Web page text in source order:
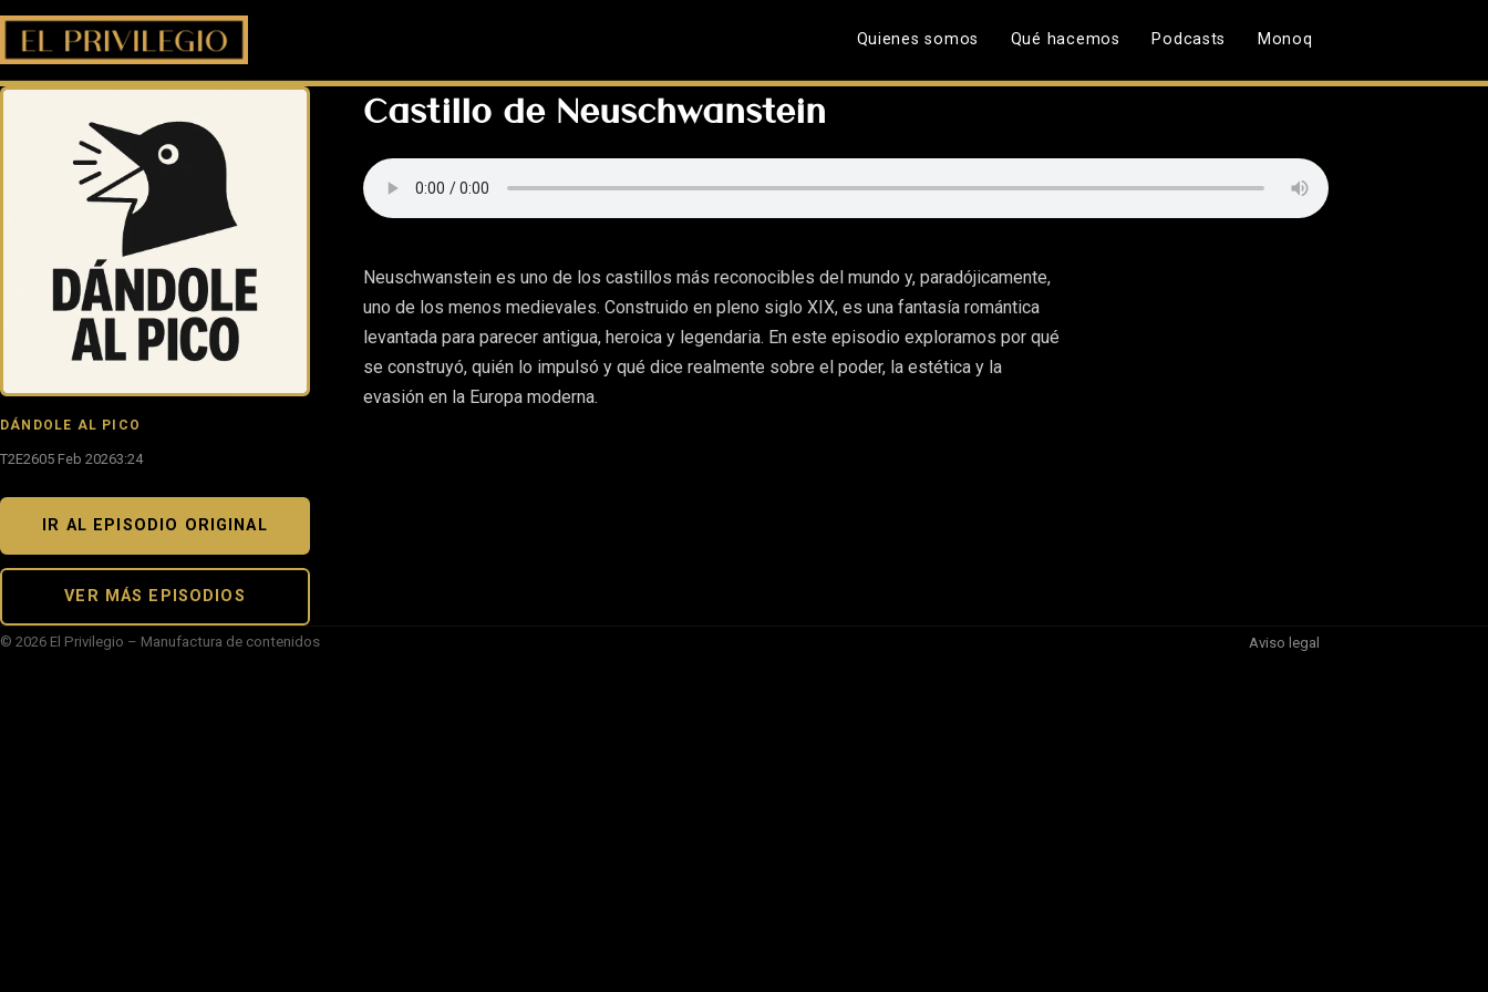
Quienes somos Qué hacemos Podcasts Monoq
DÁNDOLE AL PICO
T2E2605 Feb 20263:24
IR AL EPISODIO ORIGINAL
VER MÁS EPISODIOS
Castillo de Neuschwanstein
Neuschwanstein es uno de los castillos más reconocibles del mundo y, paradójicamente,
uno de los menos medievales. Construido en pleno siglo XIX, es una fantasía romántica
levantada para parecer antigua, heroica y legendaria. En este episodio exploramos por qué
se construyó, quién lo impulsó y qué dice realmente sobre el poder, la estética y la
evasión en la Europa moderna.
© 2026 El Privilegio – Manufactura de contenidos Aviso legal